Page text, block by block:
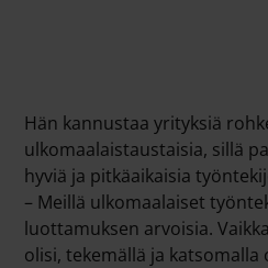
Hän kannustaa yrityksiä
ulkomaalaistaustaisia, sillä
hyviä ja pitkäaikaisia
– Meillä ulkomaalaiset
luottamuksen arvoisia.
olisi, tekemällä ja katsomalla